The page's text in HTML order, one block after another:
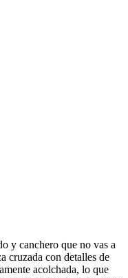
y canchero que no vas a
cruzada con detalles de
acolchada, lo que